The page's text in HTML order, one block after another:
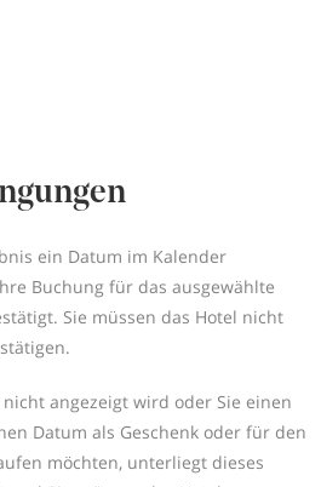
ein Datum im Kalender
Buchung für das ausgewählte
Sie müssen das Hotel nicht
angezeigt wird oder Sie einen
Datum als Geschenk oder für den
möchten, unterliegt dieses